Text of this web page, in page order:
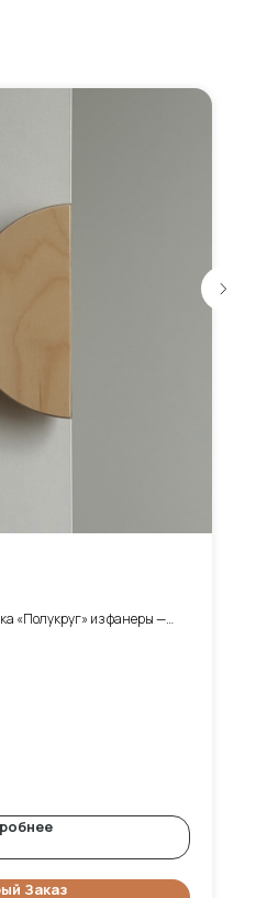
«Полукруг» из фанеры —
Заказ